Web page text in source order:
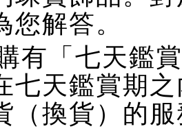
解答。
有「七天鑑
七天鑑賞期
（換貨）的